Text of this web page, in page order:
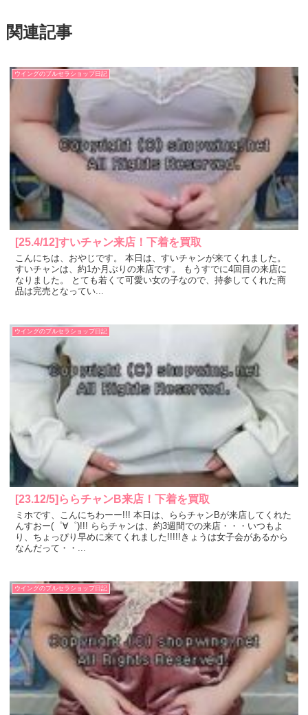
関連記事
ウイングのブルセラショップ日記
[25.4/12]すいチャン来店！下着を買取
こんにちは、おやじです。 本日は、すいチャンが来てくれました。
すいチャンは、約1か月ぶりの来店です。 もうすでに4回目の来店に
なりました。 とても若くて可愛い女の子なので、持参してくれた商
品は完売となってい...
ウイングのブルセラショップ日記
[23.12/5]ららチャンB来店！下着を買取
ミホです、こんにちわーー!!! 本日は、ららチャンBが来店してくれた
んすおー(゜∀゜)!!! ららチャンは、約3週間での来店・・・いつもよ
り、ちょっぴり早めに来てくれました!!!!!きょうは女子会があるから
なんだって・・...
ウイングのブルセラショップ日記